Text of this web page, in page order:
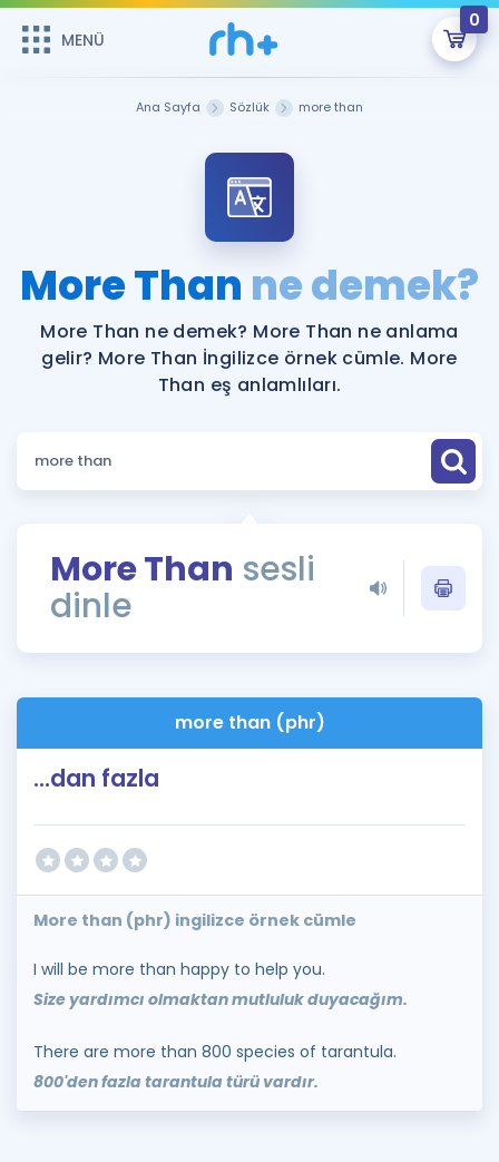
MENÜ
0
ÜYE DEĞİLİM
Sepetin Şu An Boş.
Remzi Hoca ile seni sınava hazırlayacak onlarca eğitim seni
bekliyor!
MENÜ
Faydalı Araçlar
Sözlük
Rehberlik Aracı
ÖSYM Sınav Takvimi
İngilizce Gramer
Hakkımızda
Ana Sayfa Sözlük more than
More Than ne demek?
More Than ne demek? More Than ne anlama
gelir? More Than İngilizce örnek cümle. More
Than eş anlamlıları.
More Than sesli
dinle
more than (phr)
...dan fazla
More than (phr) ingilizce örnek cümle
I will be more than happy to help you.
Size yardımcı olmaktan mutluluk duyacağım.
There are more than 800 species of tarantula.
800'den fazla tarantula türü vardır.